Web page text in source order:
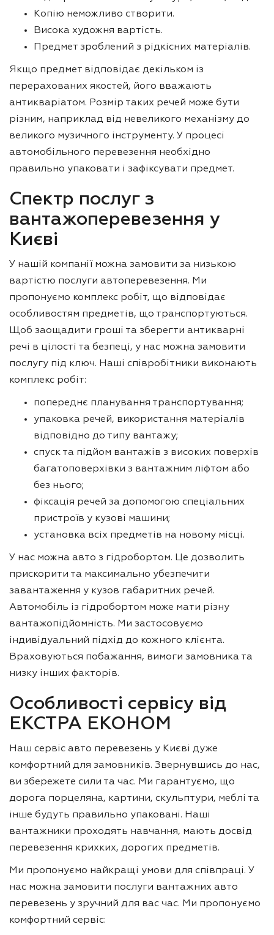
Копію неможливо створити.
Висока художня вартість.
Предмет зроблений з рідкісних матеріалів.
Якщо предмет відповідає декільком із
перерахованих якостей, його вважають
антикваріатом. Розмір таких речей може бути
різним, наприклад від невеликого механізму до
великого музичного інструменту. У процесі
автомобільного перевезення необхідно
правильно упаковати і зафіксувати предмет.
Спектр послуг з
вантажоперевезення у
Києві
У нашій компанії можна замовити за низькою
вартістю послуги автоперевезення. Ми
пропонуємо комплекс робіт, що відповідає
особливостям предметів, що транспортуються.
Щоб заощадити гроші та зберегти антикварні
речі в цілості та безпеці, у нас можна замовити
послугу під ключ. Наші співробітники виконають
комплекс робіт:
попереднє планування транспортування;
упаковка речей, використання матеріалів
відповідно до типу вантажу;
спуск та підйом вантажів з високих поверхів
багатоповерхівки з вантажним ліфтом або
без нього;
фіксація речей за допомогою спеціальних
пристроїв у кузові машини;
установка всіх предметів на новому місці.
У нас можна авто з гідробортом. Це дозволить
прискорити та максимально убезпечити
завантаження у кузов габаритних речей.
Автомобіль із гідробортом може мати різну
вантажопідйомність. Ми застосовуємо
індивідуальний підхід до кожного клієнта.
Враховуються побажання, вимоги замовника та
низку інших факторів.
Особливості сервісу від
ЕКСТРА ЕКОНОМ
Наш сервіс авто перевезень у Києві дуже
комфортний для замовників. Звернувшись до нас,
ви збережете сили та час. Ми гарантуємо, що
дорога порцеляна, картини, скульптури, меблі та
інше будуть правильно упаковані. Наші
вантажники проходять навчання, мають досвід
перевезення крихких, дорогих предметів.
Ми пропонуємо найкращі умови для співпраці. У
нас можна замовити послуги вантажних авто
перевезень у зручний для вас час. Ми пропонуємо
комфортний сервіс: